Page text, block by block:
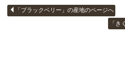
「ブラックベリー」の産地のページへ
「